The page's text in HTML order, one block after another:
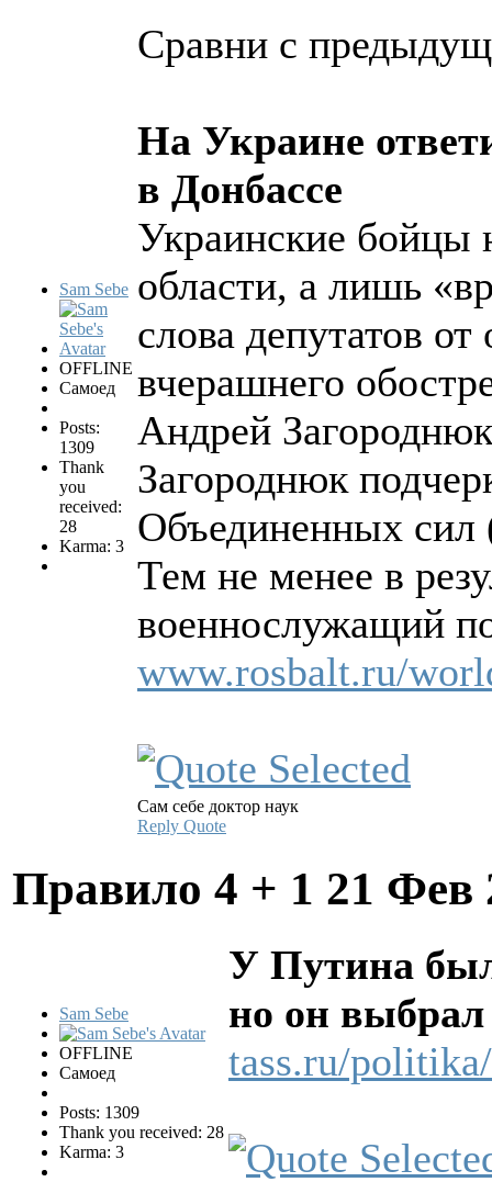
Sam Sebe
OFFLINE
Самоед
Posts:
1309
Thank
you
received:
28
Karma: 3
Сравни с
На Украине
в Донбассе
Украинские бойцы
области, а лишь
слова депутатов
вчерашнего
Андрей
Загороднюк
Объединенных
Тем не менее в
военнослужащий
www.rosbalt.ru/
Сам себе доктор наук
Reply Quote
Правило 4 + 1 21 Фев
Sam Sebe
OFFLINE
Самоед
Posts: 1309
Thank you received: 28
Karma: 3
У Путина
но он
tass.ru/